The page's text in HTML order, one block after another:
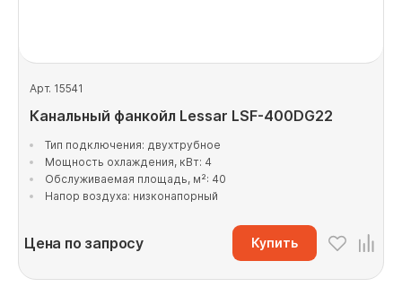
Арт. 15541
Канальный фанкойл Lessar LSF-400DG22
Тип подключения: двухтрубное
Мощность охлаждения, кВт: 4
Обслуживаемая площадь, м²: 40
Напор воздуха: низконапорный
Цена по запросу Купить